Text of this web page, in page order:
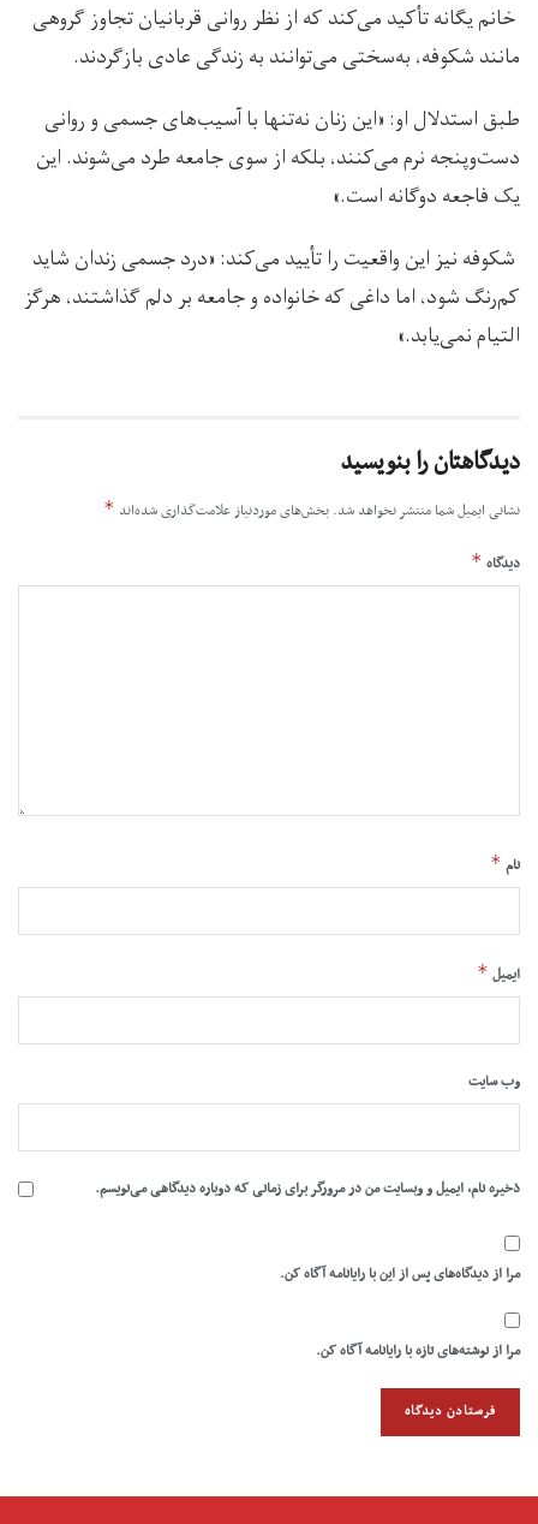
خانم یگانه تأکید می‌کند که از نظر روانی قربانیان تجاوز گروهی
مانند شکوفه، به‌سختی می‌توانند به زندگی عادی بازگردند.
طبق استدلال او: «این زنان نه‌تنها با آسیب‌های جسمی و روانی
دست‌وپنجه نرم می‌کنند، بلکه از سوی جامعه طرد می‌شوند. این
یک فاجعه دوگانه است.»
شکوفه نیز این واقعیت را تأیید می‌کند: «درد جسمی زندان شاید
کم‌رنگ شود، اما داغی که خانواده و جامعه بر دلم گذاشتند، هرگز
التیام نمی‌یابد.»
دیدگاهتان را بنویسید
نشانی ایمیل شما منتشر نخواهد شد. بخش‌های موردنیاز علامت‌گذاری شده‌اند *
دیدگاه *
نام *
ایمیل *
وب‌ سایت
ذخیره نام، ایمیل و وبسایت من در مرورگر برای زمانی که دوباره دیدگاهی می‌نویسم.
مرا از دیدگاه‌های پس از این با رایانامه آگاه کن.
مرا از نوشته‌های تازه با رایانامه آگاه کن.